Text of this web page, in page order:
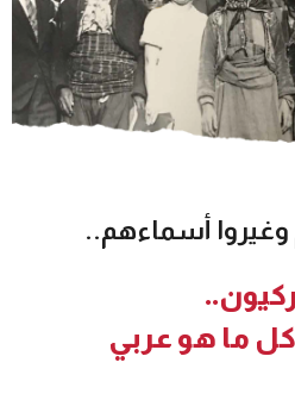
أسماءهم..
كل ما هو عربي